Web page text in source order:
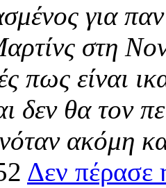
για
στη
πως είναι
δεν θα τον
ακόμη
Δεν πέρασε